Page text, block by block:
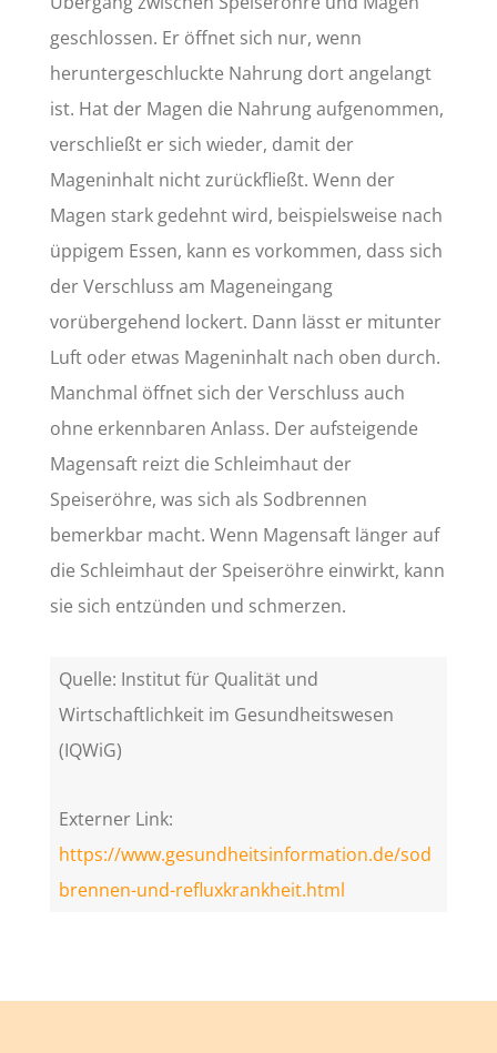
geschlossen. Er öffnet sich nur, wenn
heruntergeschluckte Nahrung dort angelangt
ist. Hat der Magen die Nahrung aufgenommen,
verschließt er sich wieder, damit der
Mageninhalt nicht zurückfließt. Wenn der
Magen stark gedehnt wird, beispielsweise nach
üppigem Essen, kann es vorkommen, dass sich
der Verschluss am Mageneingang
vorübergehend lockert. Dann lässt er mitunter
Luft oder etwas Mageninhalt nach oben durch.
Manchmal öffnet sich der Verschluss auch
ohne erkennbaren Anlass. Der aufsteigende
Magensaft reizt die Schleimhaut der
Speiseröhre, was sich als Sodbrennen
bemerkbar macht. Wenn Magensaft länger auf
die Schleimhaut der Speiseröhre einwirkt, kann
sie sich entzünden und schmerzen.
Quelle: Institut für Qualität und
Wirtschaftlichkeit im Gesundheitswesen
(IQWiG)
Externer Link:
https://www.gesundheitsinformation.de/sod
brennen-und-refluxkrankheit.html